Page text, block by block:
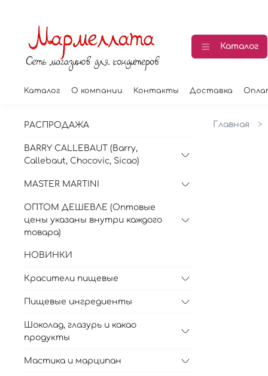
Каталог
Каталог О компании Контакты Доставка
Главная
РАСПРОДАЖА
BARRY CALLEBAUT (Barry,
Callebaut, Chocovic, Sicao)
MASTER MARTINI
ОПТОМ ДЕШЕВЛЕ (Оптовые
цены указаны внутри каждого
товара)
НОВИНКИ
Красители пищевые
Пищевые ингредиенты
Шоколад, глазурь и какао
продукты
Мастика и марципан